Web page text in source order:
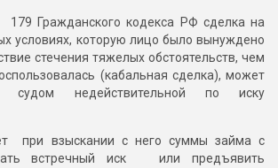
179 Гражданского кодекса РФ сделка на
условиях, которую лицо было вынуждено
стечения тяжелых обстоятельств, чем
(кабальная сделка), может
судом недействительной по иску
взыскании с него суммы займа с
встречный иск или предъявить